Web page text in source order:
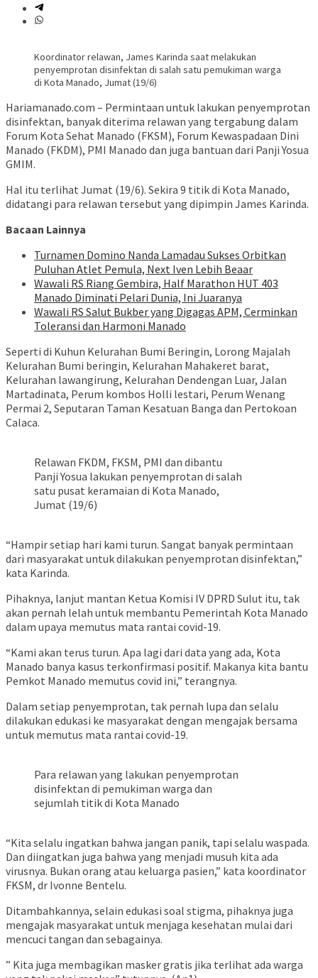
Koordinator relawan, James Karinda saat melakukan
penyemprotan disinfektan di salah satu pemukiman warga
di Kota Manado, Jumat (19/6)
Hariamanado.com – Permintaan untuk lakukan penyemprotan
disinfektan, banyak diterima relawan yang tergabung dalam
Forum Kota Sehat Manado (FKSM), Forum Kewaspadaan Dini
Manado (FKDM), PMI Manado dan juga bantuan dari Panji Yosua
GMIM.
Hal itu terlihat Jumat (19/6). Sekira 9 titik di Kota Manado,
didatangi para relawan tersebut yang dipimpin James Karinda.
Bacaan Lainnya
Turnamen Domino Nanda Lamadau Sukses Orbitkan
Puluhan Atlet Pemula, Next Iven Lebih Beaar
Wawali RS Riang Gembira, Half Marathon HUT 403
Manado Diminati Pelari Dunia, Ini Juaranya
Wawali RS Salut Bukber yang Digagas APM, Cerminkan
Toleransi dan Harmoni Manado
Seperti di Kuhun Kelurahan Bumi Beringin, Lorong Majalah
Kelurahan Bumi beringin, Kelurahan Mahakeret barat,
Kelurahan lawangirung, Kelurahan Dendengan Luar, Jalan
Martadinata, Perum kombos Holli lestari, Perum Wenang
Permai 2, Seputaran Taman Kesatuan Banga dan Pertokoan
Calaca.
Relawan FKDM, FKSM, PMI dan dibantu
Panji Yosua lakukan penyemprotan di salah
satu pusat keramaian di Kota Manado,
Jumat (19/6)
“Hampir setiap hari kami turun. Sangat banyak permintaan
dari masyarakat untuk dilakukan penyemprotan disinfektan,”
kata Karinda.
Pihaknya, lanjut mantan Ketua Komisi IV DPRD Sulut itu, tak
akan pernah lelah untuk membantu Pemerintah Kota Manado
dalam upaya memutus mata rantai covid-19.
“Kami akan terus turun. Apa lagi dari data yang ada, Kota
Manado banya kasus terkonfirmasi positif. Makanya kita bantu
Pemkot Manado memutus covid ini,” terangnya.
Dalam setiap penyemprotan, tak pernah lupa dan selalu
dilakukan edukasi ke masyarakat dengan mengajak bersama
untuk memutus mata rantai covid-19.
Para relawan yang lakukan penyemprotan
disinfektan di pemukiman warga dan
sejumlah titik di Kota Manado
“Kita selalu ingatkan bahwa jangan panik, tapi selalu waspada.
Dan diingatkan juga bahwa yang menjadi musuh kita ada
virusnya. Bukan orang atau keluarga pasien,” kata koordinator
FKSM, dr Ivonne Bentelu.
Ditambahkannya, selain edukasi soal stigma, pihaknya juga
mengajak masyarakat untuk menjaga kesehatan mulai dari
mencuci tangan dan sebagainya.
” Kita juga membagikan masker gratis jika terlihat ada warga